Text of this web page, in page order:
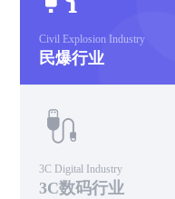
Civil Explosion Industry
民爆行业
3C Digital Industry
3C数码行业